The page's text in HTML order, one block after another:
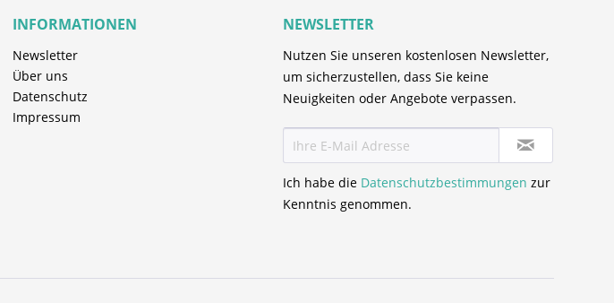
INFORMATIONEN
Newsletter
Über uns
Datenschutz
Impressum
NEWSLETTER
Nutzen Sie unseren kostenlosen Newsletter,
um sicherzustellen, dass Sie keine
Neuigkeiten oder Angebote verpassen.
Ich habe die Datenschutzbestimmungen zur
Kenntnis genommen.